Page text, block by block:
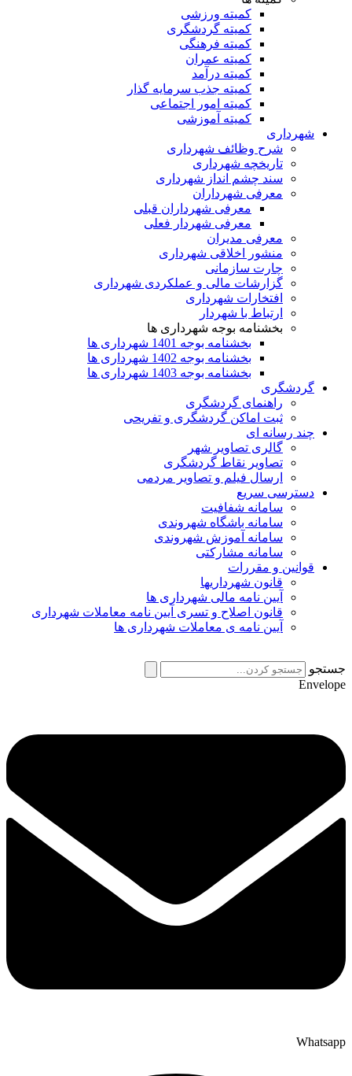
کمیته ورزشی
کمیته گردشگری
کمیته فرهنگی
کمیته عمران
کمیته درآمد
کمیته جذب سرمایه گذار
کمیته امور اجتماعی
کمیته آموزشی
شهرداری
شرح وظائف شهرداری
تاریخچه شهرداری
سند چشم انداز شهرداری
معرفی شهرداران
معرفی شهرداران قبلی
معرفی شهردار فعلی
معرفی مدیران
منشور اخلاقی شهرداری
چارت سازمانی
گزارشات مالی و عملکردی شهرداری
افتخارات شهرداری
ارتباط با شهردار
بخشنامه بوجه شهرداری ها
بخشنامه بوجه 1401 شهرداری ها
بخشنامه بوجه 1402 شهرداری ها
بخشنامه بوجه 1403 شهرداری ها
گردشگری
راهنمای گردشگری
ثبت اماکن گردشگری و تفریحی
چند رسانه ای
گالری تصاویر شهر
تصاویر نقاط گردشگری
ارسال فیلم و تصاویر مردمی
دسترسی سریع
سامانه شفافیت
سامانه باشگاه شهروندی
سامانه آموزش شهروندی
سامانه مشارکتی
قوانین و مقررات
قانون شهرداریها
آیین نامه مالی شهرداری ها
قانون اصلاح و تسری آیین نامه معاملات شهرداری
آیین نامه ی معاملات شهرداری ها
جستجو
Envelope
Whatsapp